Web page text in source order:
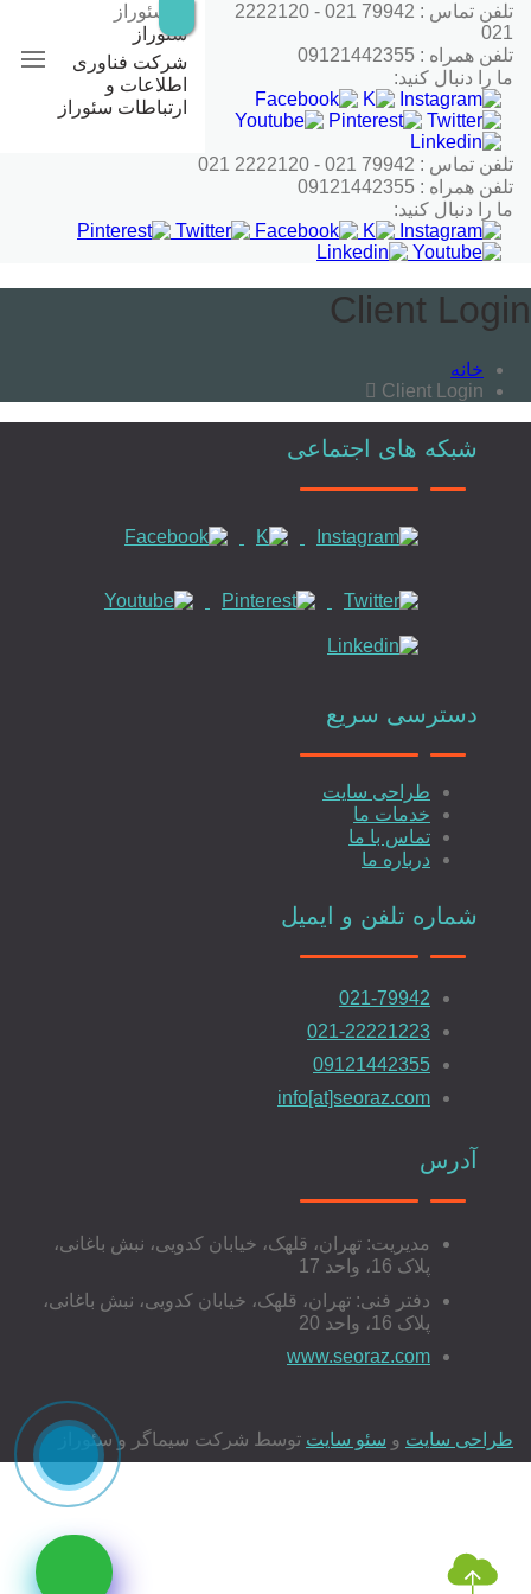
پرش
محتوا
تلفن تماس : 79942 021 - 2222120
021
تلفن همراه : 09121442355
ما را دنبال کنید:
سئوراز
شرکت فناوری
اطلاعات و
ارتباطات سئوراز
تلفن تماس : 79942 021 - 2222120 021
تلفن همراه : 09121442355
ما را دنبال کنید:
Client Login
خانه
Client Login
شبکه های اجتماعی
دسترسی سریع
طراحی سایت
خدمات ما
تماس با ما
درباره ما
شماره تلفن و ایمیل
021-79942
021-22221223
09121442355
info[at]seoraz.com
آدرس
مدیریت: تهران، قلهک، خیابان کدویی، نبش باغانی،
پلاک 16، واحد 17
دفتر فنی: تهران، قلهک، خیابان کدویی، نبش باغانی،
پلاک 16، واحد 20
www.seoraz.com
طراحی سایت و سئو سایت توسط شرکت سیماگر و سئوراز